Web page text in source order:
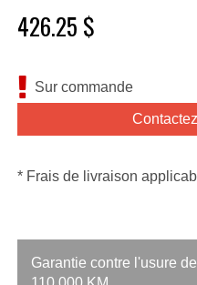
426.25 $
Sur commande
* Frais de livraison
Garantie contre l'usure